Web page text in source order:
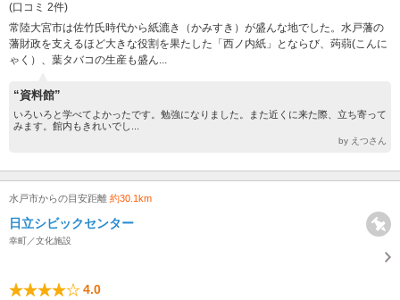
(口コミ 2件)
常陸大宮市は佐竹氏時代から紙漉き（かみすき）が盛んな地でした。水戸藩の
藩財政を支えるほど大きな役割を果たした「西ノ内紙」とならび、蒟蒻(こんに
ゃく）、葉タバコの生産も盛ん...
“資料館”
いろいろと学べてよかったです。勉強になりました。また近くに来た際、立ち寄って
みます。館内もきれいでし...
by えつさん
水戸市からの目安距離 約30.1km
日立シビックセンター
幸町／文化施設
4.0